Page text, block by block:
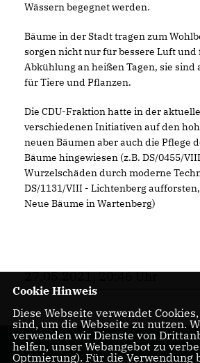
Wässern begegnet werden.
Bäume in der Stadt tragen zum
sorgen nicht nur für bessere Luft und
Abkühlung an heißen Tagen, sie sind
für Tiere und Pflanzen.
Die CDU-Fraktion hatte in der
verschiedenen Initiativen auf den
neuen Bäumen aber auch die Pflege
Bäume hingewiesen (z.B. DS/0455/
Wurzelschäden durch moderne
DS/1131/VIII - Lichtenberg
Neue Bäume in Wartenberg)
27.05.2021, 20:46 Uhr
Cookie Hinweis
Diese Webseite verwendet
sind, um die Webseite zu nutzen.
verwenden wir Dienste von
helfen, unser Webangebot zu
Optmierung). Für die Verwendung